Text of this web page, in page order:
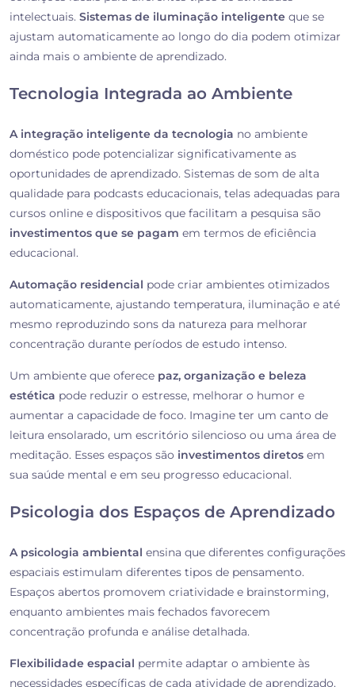
intelectuais. Sistemas de iluminação inteligente que se
ajustam automaticamente ao longo do dia podem otimizar
ainda mais o ambiente de aprendizado.
Tecnologia Integrada ao Ambiente
A integração inteligente da tecnologia no ambiente
doméstico pode potencializar significativamente as
oportunidades de aprendizado. Sistemas de som de alta
qualidade para podcasts educacionais, telas adequadas para
cursos online e dispositivos que facilitam a pesquisa são
investimentos que se pagam em termos de eficiência
educacional.
Automação residencial pode criar ambientes otimizados
automaticamente, ajustando temperatura, iluminação e até
mesmo reproduzindo sons da natureza para melhorar
concentração durante períodos de estudo intenso.
Um ambiente que oferece paz, organização e beleza
estética pode reduzir o estresse, melhorar o humor e
aumentar a capacidade de foco. Imagine ter um canto de
leitura ensolarado, um escritório silencioso ou uma área de
meditação. Esses espaços são investimentos diretos em
sua saúde mental e em seu progresso educacional.
Psicologia dos Espaços de Aprendizado
A psicologia ambiental ensina que diferentes configurações
espaciais estimulam diferentes tipos de pensamento.
Espaços abertos promovem criatividade e brainstorming,
enquanto ambientes mais fechados favorecem
concentração profunda e análise detalhada.
Flexibilidade espacial permite adaptar o ambiente às
necessidades específicas de cada atividade de aprendizado.